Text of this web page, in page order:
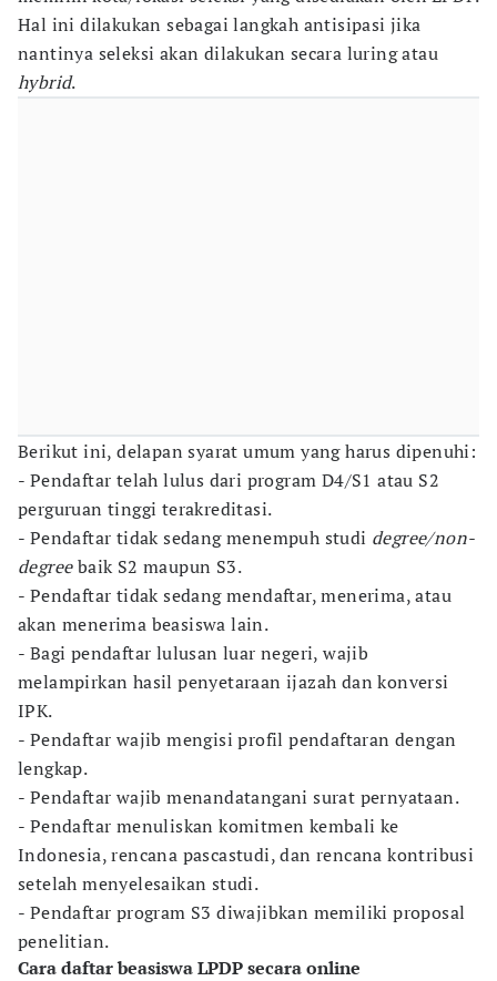
Hal ini dilakukan sebagai langkah antisipasi jika
nantinya seleksi akan dilakukan secara luring atau
hybrid.
Berikut ini, delapan syarat umum yang harus dipenuhi:
- Pendaftar telah lulus dari program D4/S1 atau S2
perguruan tinggi terakreditasi.
- Pendaftar tidak sedang menempuh studi degree/non-
degreebaik S2 maupun S3.
- Pendaftar tidak sedang mendaftar, menerima, atau
akan menerima beasiswa lain.
- Bagi pendaftar lulusan luar negeri, wajib
melampirkan hasil penyetaraan ijazah dan konversi
IPK.
- Pendaftar wajib mengisi profil pendaftaran dengan
lengkap.
- Pendaftar wajib menandatangani surat pernyataan.
- Pendaftar menuliskan komitmen kembali ke
Indonesia, rencana pascastudi, dan rencana kontribusi
setelah menyelesaikan studi.
- Pendaftar program S3 diwajibkan memiliki proposal
penelitian.
Cara daftar beasiswa LPDP secara online